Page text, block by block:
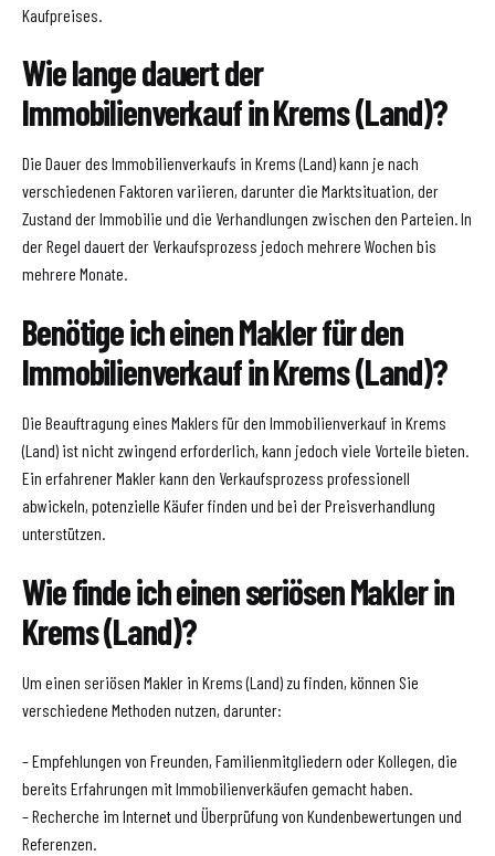
Kaufpreises.
Wie lange dauert der
Immobilienverkauf in Krems (Land)?
Die Dauer des Immobilienverkaufs in Krems (Land) kann je nach
verschiedenen Faktoren variieren, darunter die Marktsituation, der
Zustand der Immobilie und die Verhandlungen zwischen den Parteien. In
der Regel dauert der Verkaufsprozess jedoch mehrere Wochen bis
mehrere Monate.
Benötige ich einen Makler für den
Immobilienverkauf in Krems (Land)?
Die Beauftragung eines Maklers für den Immobilienverkauf in Krems
(Land) ist nicht zwingend erforderlich, kann jedoch viele Vorteile bieten.
Ein erfahrener Makler kann den Verkaufsprozess professionell
abwickeln, potenzielle Käufer finden und bei der Preisverhandlung
unterstützen.
Wie finde ich einen seriösen Makler in
Krems (Land)?
Um einen seriösen Makler in Krems (Land) zu finden, können Sie
verschiedene Methoden nutzen, darunter:
– Empfehlungen von Freunden, Familienmitgliedern oder Kollegen, die
bereits Erfahrungen mit Immobilienverkäufen gemacht haben.
– Recherche im Internet und Überprüfung von Kundenbewertungen und
Referenzen.